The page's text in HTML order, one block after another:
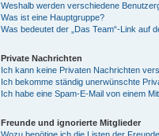
Weshalb werden verschiedene
Was ist eine Hauptgruppe?
Was bedeutet der „Das Team“-Link auf
Private Nachrichten
Ich kann keine Privaten Nachrichten
Ich bekomme ständig unerwünschte
Ich habe eine Spam-E-Mail von einem
Freunde und ignorierte Mitglieder